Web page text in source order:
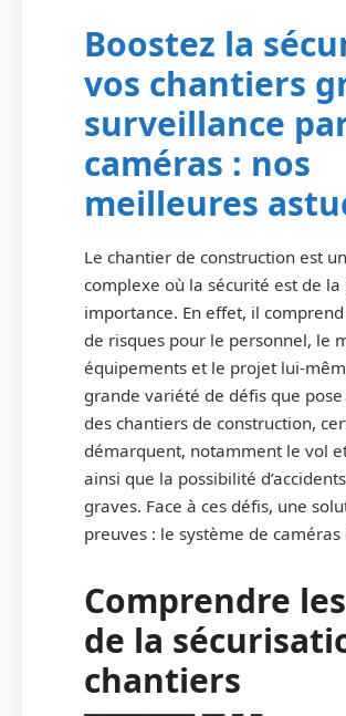
Boostez la
vos chantiers
surveillance
caméras : nos
meilleures
Le chantier de construction est
complexe où la sécurité est de la
importance. En effet, il
de risques pour le personnel, le
équipements et le projet lui-
grande variété de défis que
des chantiers de construction,
démarquent, notamment le vol
ainsi que la possibilité
graves. Face à ces défis, une
preuves : le système de
Comprendre
de la
chantiers